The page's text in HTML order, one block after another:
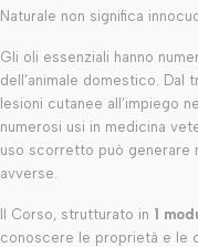
Naturale non significa
Gli oli essenziali hanno
dell’animale domestico.
lesioni cutanee all’impiego
numerosi usi in medicina
uso scorretto può generare
avverse.
Il Corso, strutturato in 1
conoscere le proprietà e le